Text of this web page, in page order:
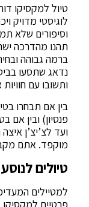
טיול למקסיקו
לוגיסטי מדויק
תהנו מהדרכה
ברמה גבוהה
נדאג שתסעו
ותשובו עם
פנסיון) ובין אם
ועד לצ’יצ’ן
מוקפד. אתם
טיולים
למטיילים
פרטיים